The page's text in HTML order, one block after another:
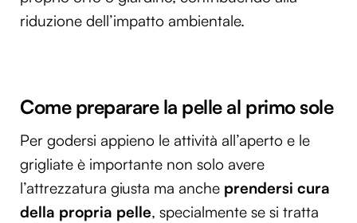
riduzione dell’impatto ambientale.
Come preparare la pelle al primo sole
Per godersi appieno le attività all’aperto e le
grigliate è importante non solo avere
l’attrezzatura giusta ma anche prendersi cura
della propria pelle, specialmente se si tratta